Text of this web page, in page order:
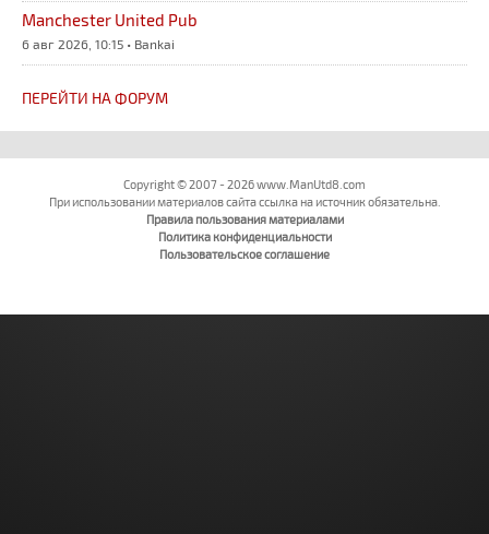
Manchester United Pub
6 авг 2026, 10:15 • Bankai
ПЕРЕЙТИ НА ФОРУМ
Copyright © 2007 - 2026 www.ManUtd8.com
При использовании материалов сайта ссылка на источник обязательна.
Правила пользования материалами
Политика конфиденциальности
Пользовательское соглашение